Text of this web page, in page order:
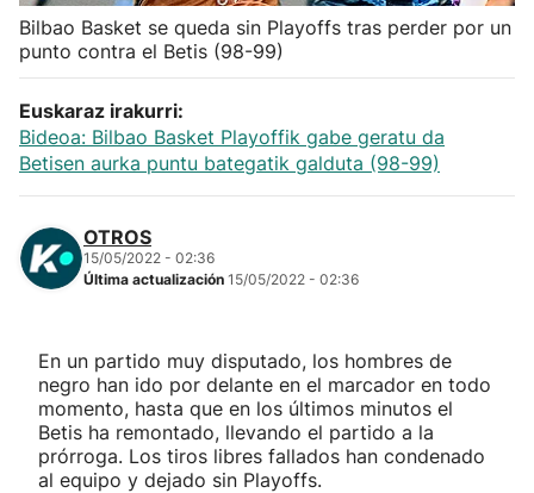
Kirolak 360
Atletismo
Carreras de montaña
"Helmuga"
Bilbao Basket se queda sin Playoffs tras perder por un
punto contra el Betis (98-99)
Euskaraz irakurri:
Bideoa: Bilbao Basket Playoffik gabe geratu da
Betisen aurka puntu bategatik galduta (98-99)
OTROS
15/05/2022 - 02:36
Última actualización 15/05/2022 - 02:36
En un partido muy disputado, los hombres de
negro han ido por delante en el marcador en todo
momento, hasta que en los últimos minutos el
Betis ha remontado, llevando el partido a la
prórroga. Los tiros libres fallados han condenado
al equipo y dejado sin Playoffs.